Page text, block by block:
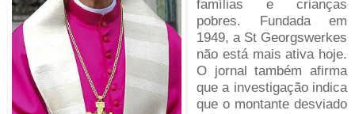
famílias e crianças
pobres. Fundada em
1949, a St Georgswerkes
não está mais ativa hoje.
O jornal também afirma
que a investigação indica
que o montante desviado